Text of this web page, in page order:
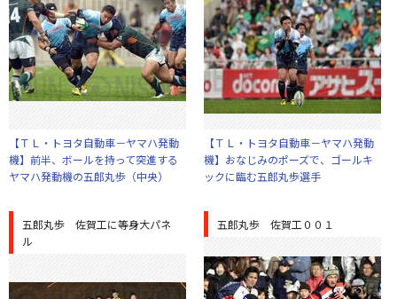
【ＴＬ・トヨタ自動車－ヤマハ発動
機】前半、ボールを持って突進する
ヤマハ発動機の五郎丸歩（中央）
【ＴＬ・トヨタ自動車－ヤマハ発動
機】おなじみのポーズで、ゴールキ
ックに臨む五郎丸歩選手
五郎丸歩 佐賀工に等身大パネ
ル
五郎丸歩 佐賀工００１